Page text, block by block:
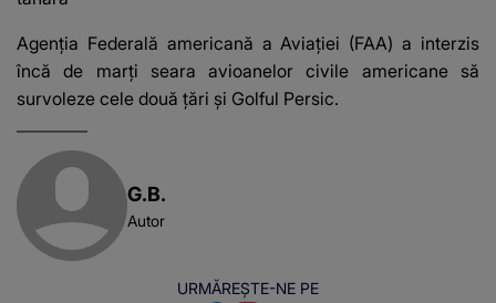
Agenţia Federală americană a Aviaţiei (FAA) a interzis
încă de marţi seara avioanelor civile americane să
survoleze cele două ţări şi Golful Persic.
G.B.
Autor
URMĂREȘTE-NE PE